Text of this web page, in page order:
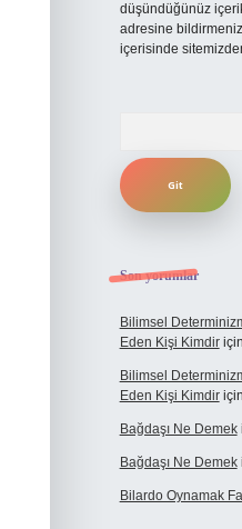
düşündüğünüz
adresine
içerisinde
Son yorumlar
Bilimsel
Eden Kişi Kimdiriçin
Bilimsel
Eden Kişi Kimdiriçin
Bağdaşı Ne Demek
Bağdaşı Ne Demek
Bilardo Oynamak